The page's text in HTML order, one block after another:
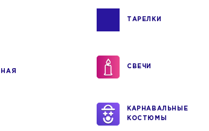
ТАРЕЛКИ
СВЕЧИ
КАРНАВАЛЬНЫЕ
КОСТЮМЫ